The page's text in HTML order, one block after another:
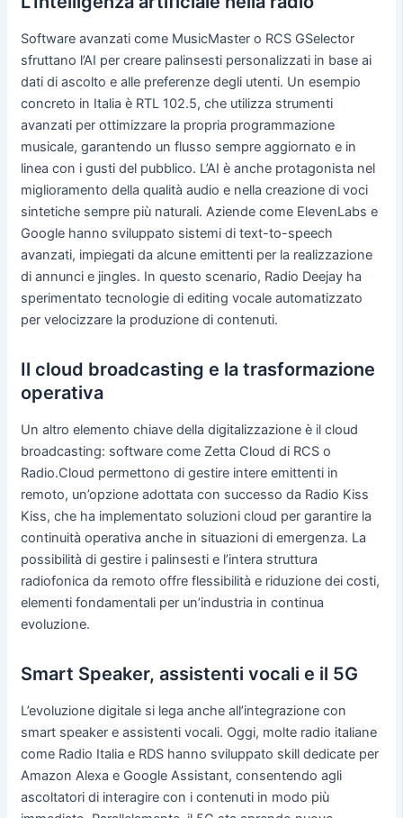
Software avanzati come MusicMaster o RCS GSelector
sfruttano l’AI per creare palinsesti personalizzati in base ai
dati di ascolto e alle preferenze degli utenti. Un esempio
concreto in Italia è RTL 102.5, che utilizza strumenti
avanzati per ottimizzare la propria programmazione
musicale, garantendo un flusso sempre aggiornato e in
linea con i gusti del pubblico. L’AI è anche protagonista nel
miglioramento della qualità audio e nella creazione di voci
sintetiche sempre più naturali. Aziende come ElevenLabs e
Google hanno sviluppato sistemi di text-to-speech
avanzati, impiegati da alcune emittenti per la realizzazione
di annunci e jingles. In questo scenario, Radio Deejay ha
sperimentato tecnologie di editing vocale automatizzato
per velocizzare la produzione di contenuti.
Il cloud broadcasting e la trasformazione
operativa
Un altro elemento chiave della digitalizzazione è il cloud
broadcasting: software come Zetta Cloud di RCS o
Radio.Cloud permettono di gestire intere emittenti in
remoto, un’opzione adottata con successo da Radio Kiss
Kiss, che ha implementato soluzioni cloud per garantire la
continuità operativa anche in situazioni di emergenza. La
possibilità di gestire i palinsesti e l’intera struttura
radiofonica da remoto offre flessibilità e riduzione dei costi,
elementi fondamentali per un’industria in continua
evoluzione.
Smart Speaker, assistenti vocali e il 5G
L’evoluzione digitale si lega anche all’integrazione con
smart speaker e assistenti vocali. Oggi, molte radio italiane
come Radio Italia e RDS hanno sviluppato skill dedicate per
Amazon Alexa e Google Assistant, consentendo agli
ascoltatori di interagire con i contenuti in modo più